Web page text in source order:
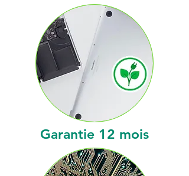
Garantie 12 mois